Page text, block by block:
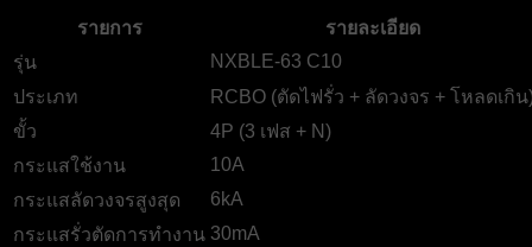
รายการ
รายละเอียด
รุ่น
NXBLE-63 C10
ประเภท
RCBO (ตัดไฟรั่ว + ลัดวงจร + โหลดเกิน
ขั้ว
4P (3 เฟส + N)
กระแสใช้งาน
10A
กระแสลัดวงจรสูงสุด
6kA
กระแสรั่วตัดการทำงาน 30mA